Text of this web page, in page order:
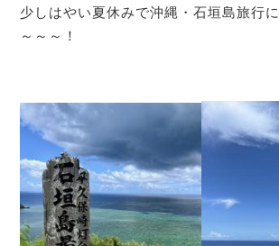
少しはやい夏休みで沖縄・石垣島旅行
～～～！